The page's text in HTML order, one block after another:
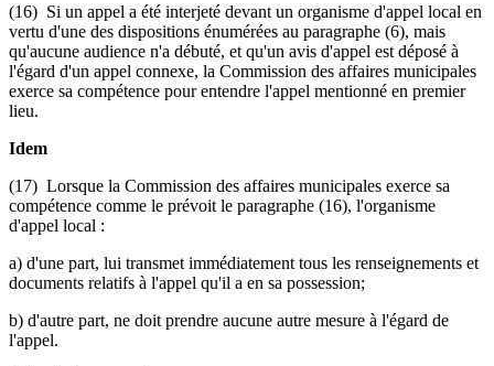
(16) Si un appel a été interjeté devant un organisme d'appel local en
vertu d'une des dispositions énumérées au paragraphe (6), mais
qu'aucune audience n'a débuté, et qu'un avis d'appel est déposé à
l'égard d'un appel connexe, la Commission des affaires municipales
exerce sa compétence pour entendre l'appel mentionné en premier
lieu.
Idem
(17) Lorsque la Commission des affaires municipales exerce sa
compétence comme le prévoit le paragraphe (16), l'organisme
d'appel local :
a) d'une part, lui transmet immédiatement tous les renseignements et
documents relatifs à l'appel qu'il a en sa possession;
b) d'autre part, ne doit prendre aucune autre mesure à l'égard de
l'appel.